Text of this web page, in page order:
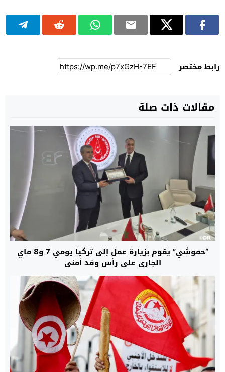
رابط مختصر
مقالات ذات صلة
“حموشي” يقوم بزيارة عمل إلى تركيا يومي 7 و8 ماي
الجاري على رأس وفد أمني